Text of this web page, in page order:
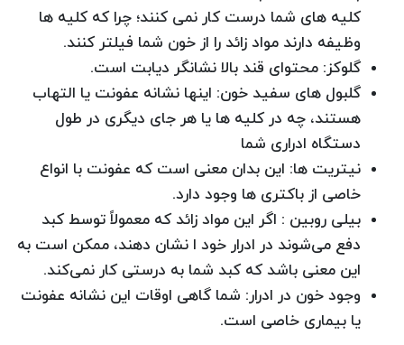
کلیه های شما درست کار نمی کنند؛ چرا که کلیه ها
وظیفه دارند مواد زائد را از خون شما فیلتر کنند.
گلوکز: محتوای قند بالا نشانگر دیابت است.
گلبول های سفید خون: اینها نشانه عفونت یا التهاب
هستند، چه در کلیه ها یا هر جای دیگری در طول
دستگاه ادراری شما
نیتریت ها: این بدان معنی است که عفونت با انواع
خاصی از باکتری ها وجود دارد.
بیلی روبین : اگر این مواد زائد که معمولاً توسط کبد
دفع می‌شوند در ادرار خود ا نشان دهند، ممکن است به
این معنی باشد که کبد شما به درستی کار نمی‌کند.
وجود خون در ادرار: شما گاهی اوقات این نشانه عفونت
یا بیماری خاصی است.